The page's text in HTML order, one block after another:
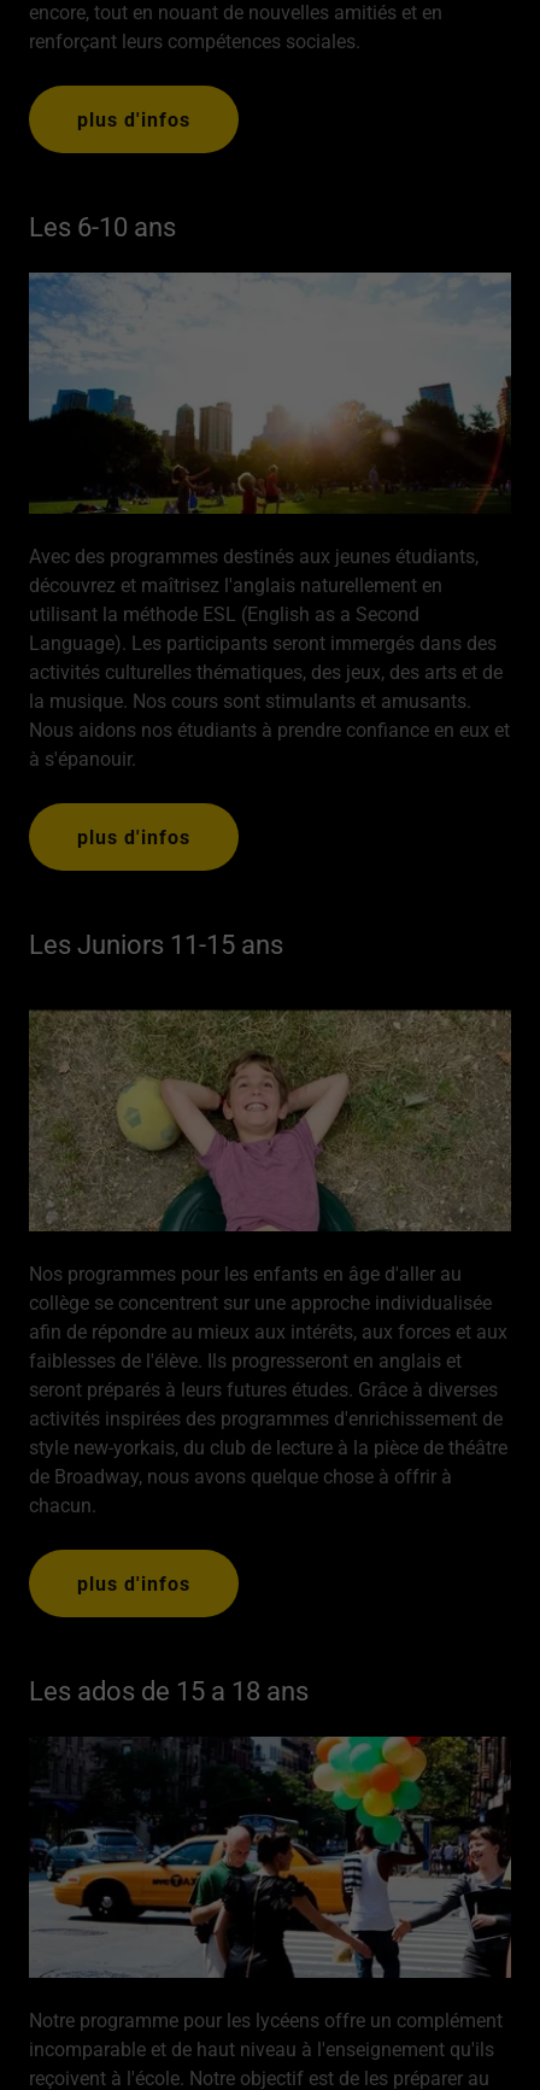
encore, tout en nouant de nouvelles amitiés et en
renforçant leurs compétences sociales.
plus d'infos
Les 6-10 ans
Avec des programmes destinés aux jeunes étudiants,
découvrez et maîtrisez l'anglais naturellement en
utilisant la méthode ESL (English as a Second
Language). Les participants seront immergés dans des
activités culturelles thématiques, des jeux, des arts et de
la musique. Nos cours sont stimulants et amusants.
Nous aidons nos étudiants à prendre confiance en eux et
à s'épanouir.
plus d'infos
Les Juniors 11-15 ans
Nos programmes pour les enfants en âge d'aller au
collège se concentrent sur une approche individualisée
afin de répondre au mieux aux intérêts, aux forces et aux
faiblesses de l'élève. Ils progresseront en anglais et
seront préparés à leurs futures études. Grâce à diverses
activités inspirées des programmes d'enrichissement de
style new-yorkais, du club de lecture à la pièce de théâtre
de Broadway, nous avons quelque chose à offrir à
chacun.
plus d'infos
Les ados de 15 a 18 ans
Notre programme pour les lycéens offre un complément
incomparable et de haut niveau à l'enseignement qu'ils
reçoivent à l'école. Notre objectif est de les préparer au